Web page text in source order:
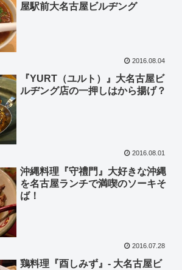
屋駅前大名古屋ビルヂング
2016.08.04
『YURT（ユルト）』大名古屋ビ
ルヂング店の一押しはから揚げ？
2016.08.01
沖縄料理『守禮門』大好きな沖縄
を名古屋ランチで満喫のソーキそ
ば！
2016.07.28
鶏料理『酉しみず』- 大名古屋ビ